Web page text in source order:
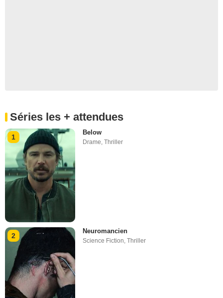
Séries les + attendues
1
Below
Drame ,Thriller
2
Neuromancien
Science Fiction,Thriller